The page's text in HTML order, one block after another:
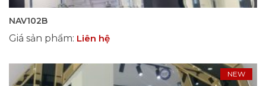
NAV102B
Giá sản phẩm: Liên hệ
NEW